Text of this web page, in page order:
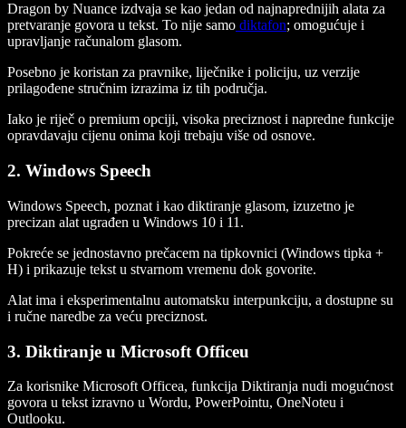
Dragon by Nuance izdvaja se kao jedan od najnaprednijih alata za
pretvaranje govora u tekst. To nije samo diktafon; omogućuje i
upravljanje računalom glasom.
Posebno je koristan za pravnike, liječnike i policiju, uz verzije
prilagođene stručnim izrazima iz tih područja.
Iako je riječ o premium opciji, visoka preciznost i napredne funkcije
opravdavaju cijenu onima koji trebaju više od osnove.
2. Windows Speech
Windows Speech, poznat i kao diktiranje glasom, izuzetno je
precizan alat ugrađen u Windows 10 i 11.
Pokreće se jednostavno prečacem na tipkovnici (Windows tipka +
H) i prikazuje tekst u stvarnom vremenu dok govorite.
Alat ima i eksperimentalnu automatsku interpunkciju, a dostupne su
i ručne naredbe za veću preciznost.
3. Diktiranje u Microsoft Officeu
Za korisnike Microsoft Officea, funkcija Diktiranja nudi mogućnost
govora u tekst izravno u Wordu, PowerPointu, OneNoteu i
Outlooku.